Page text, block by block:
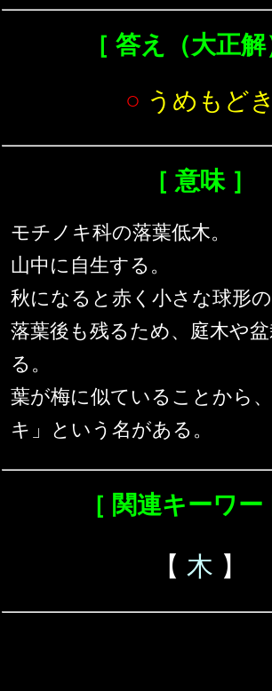
［ 答え（大正解
○ うめもどき
［ 意味 ］
モチノキ科の落葉低木。
山中に自生する。
秋になると赤く小さな球形の
落葉後も残るため、庭木や
る。
葉が梅に似ていることから
キ」という名がある。
［ 関連キーワー
【 木 】